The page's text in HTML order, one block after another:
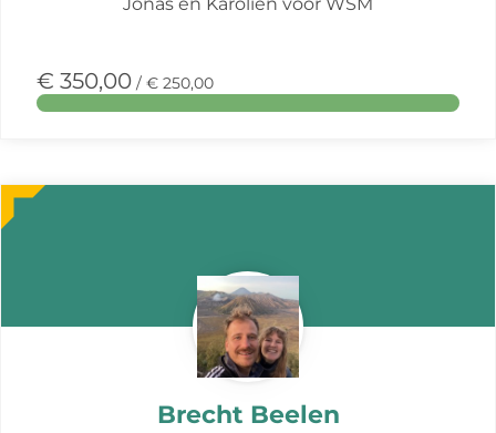
€ 350,00 / € 250,00
Brecht Beelen
Meer
over
deze